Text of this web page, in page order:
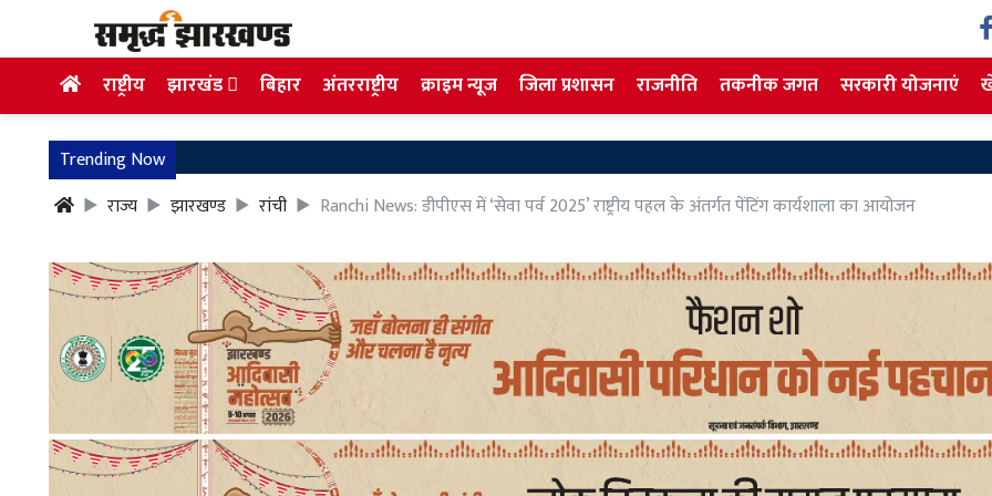
राष्ट्रीय झारखंड बिहार अंतरराष्ट्रीय क्राइम न्यूज जिला प्रशासन राजनीति तकनीक जगत सरकारी योजनाएं
Trending Now
राज्य
झारखण्ड रांची Ranchi News: डीपीएस में ‘सेवा पर्व 2025’ राष्ट्रीय पहल के अंतर्गत पेंटिंग कार्यशाला का आयोजन